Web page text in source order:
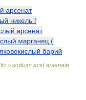
арсенат
никель (
арсенат
марганец (
барий
> sodium acid arsenate